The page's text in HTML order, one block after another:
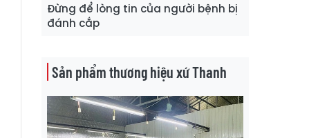
Đừng để lòng tin của người bệnh bị
đánh cắp
Sản phẩm thương hiệu xứ Thanh